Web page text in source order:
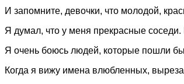
И запомните, девочки, что молодой,
Я думал, что у меня прекрасные
Я очень боюсь людей, которые пошли бы
Когда я вижу имена влюбленных,